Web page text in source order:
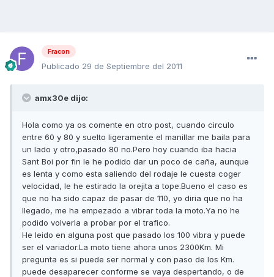
Fracon
Publicado 29 de Septiembre del 2011
amx30e dijo:
Hola como ya os comente en otro post, cuando circulo
entre 60 y 80 y suelto ligeramente el manillar me baila para
un lado y otro,pasado 80 no.Pero hoy cuando iba hacia
Sant Boi por fin le he podido dar un poco de caña, aunque
es lenta y como esta saliendo del rodaje le cuesta coger
velocidad, le he estirado la orejita a tope.Bueno el caso es
que no ha sido capaz de pasar de 110, yo diria que no ha
llegado, me ha empezado a vibrar toda la moto.Ya no he
podido volverla a probar por el trafico.
He leido en alguna post que pasado los 100 vibra y puede
ser el variador.La moto tiene ahora unos 2300Km. Mi
pregunta es si puede ser normal y con paso de los Km.
puede desaparecer conforme se vaya despertando, o de